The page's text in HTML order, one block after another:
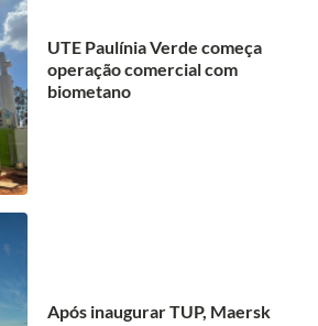
UTE Paulínia Verde começa
operação comercial com
biometano
Após inaugurar TUP, Maersk